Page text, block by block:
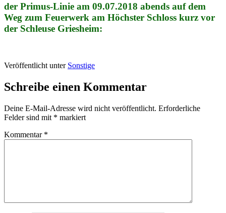
der Primus-Linie am 09.07.2018 abends auf dem
Weg zum Feuerwerk am Höchster Schloss kurz vor
der Schleuse Griesheim:
Veröffentlicht unter Sonstige
Schreibe einen Kommentar
Deine E-Mail-Adresse wird nicht veröffentlicht. Erforderliche
Felder sind mit * markiert
Kommentar *